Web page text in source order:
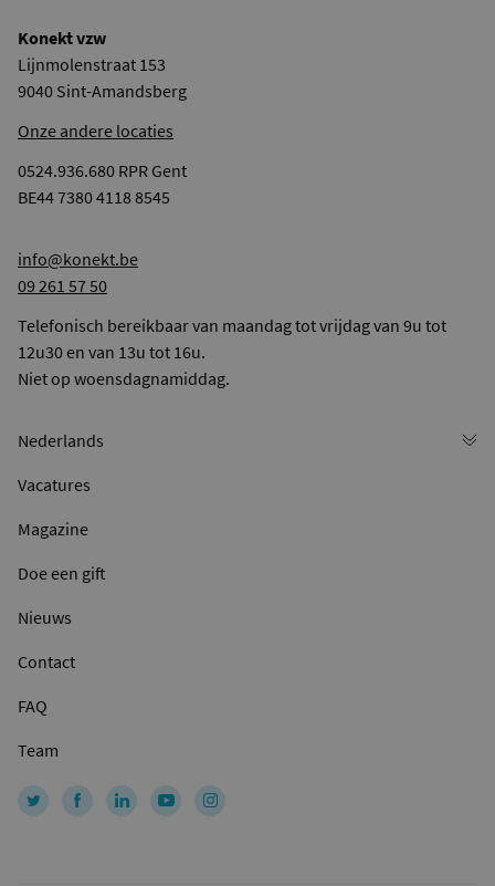
Konekt vzw
Lijnmolenstraat 153
9040 Sint-Amandsberg
Onze andere locaties
0524.936.680 RPR Gent
BE44 7380 4118 8545
info@konekt.be
09 261 57 50
Telefonisch bereikbaar van maandag tot vrijdag van 9u tot
12u30 en van 13u tot 16u.
Niet op woensdagnamiddag.
Vacatures
Magazine
Doe een gift
Nieuws
Contact
FAQ
Team